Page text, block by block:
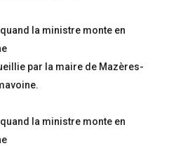
par la maire de Mazères-